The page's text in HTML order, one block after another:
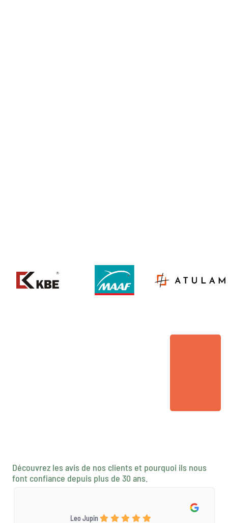
Découvrez les avis de nos clients et pourquoi ils nous
font confiance depuis plus de 30 ans.
Leo Jupin